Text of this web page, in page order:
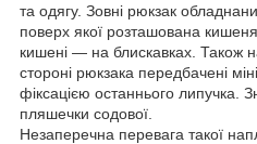
та одягу. Зовні рюкзак
поверх якої розташована
кишені — на блискавках. Також
стороні рюкзака передбачені
фіксацією останнього липучка.
пляшечки содової.
Незаперечна перевага такої